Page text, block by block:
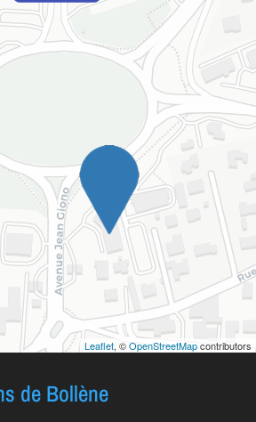
Leaflet, ©OpenStreetMapcontributors
de Bollène